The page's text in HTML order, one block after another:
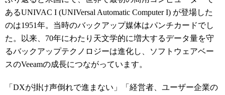
あるUNIVAC I (UNIVersal Automatic Computer I) が登場した
のは1951年。当時のバックアップ媒体はパンチカードでし
た。以来、70年にわたり天文学的に増大するデータ量を守
るバックアップテクノロジーは進化し、ソフトウェアベー
スのVeeamの成長につながっています。
「DXが掛け声倒れで進まない」「経営者、ユーザー企業の